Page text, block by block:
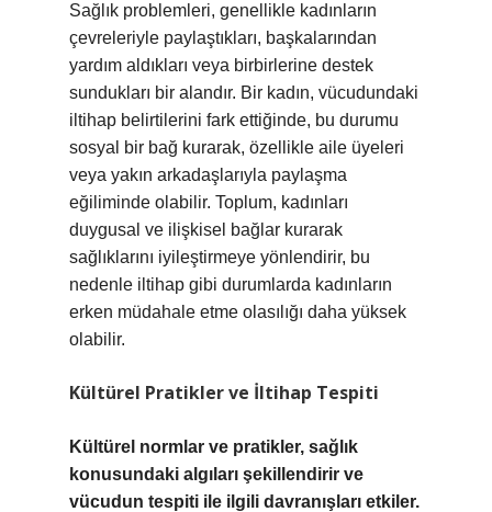
Sağlık problemleri, genellikle kadınların
çevreleriyle paylaştıkları, başkalarından
yardım aldıkları veya birbirlerine destek
sundukları bir alandır. Bir kadın, vücudundaki
iltihap belirtilerini fark ettiğinde, bu durumu
sosyal bir bağ kurarak, özellikle aile üyeleri
veya yakın arkadaşlarıyla paylaşma
eğiliminde olabilir. Toplum, kadınları
duygusal ve ilişkisel bağlar kurarak
sağlıklarını iyileştirmeye yönlendirir, bu
nedenle iltihap gibi durumlarda kadınların
erken müdahale etme olasılığı daha yüksek
olabilir.
Kültürel Pratikler ve İltihap Tespiti
Kültürel normlar ve pratikler, sağlık
konusundaki algıları şekillendirir ve
vücudun tespiti ile ilgili davranışları etkiler.